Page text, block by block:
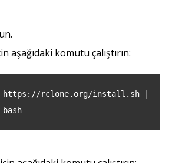
aşağıdaki komutu çalıştırın:
https://rclone.org/install.sh |
bash